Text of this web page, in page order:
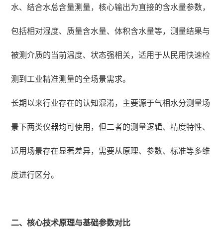
水、结合水总含量测量，核心输出为直接的含水量参数，
包括相对湿度、质量含水量、体积含水量等，测量结果与
被测介质的当前温度、状态强相关，适用于从民用快速检
测到工业精准测量的全场景需求。
长期以来行业存在的认知混淆，主要源于气相水分测量场
景下两类仪器均可使用，但二者的测量逻辑、精度特性、
适用场景存在显著差异，需要从原理、参数、标准等多维
度进行区分。
二、核心技术原理与基础参数对比